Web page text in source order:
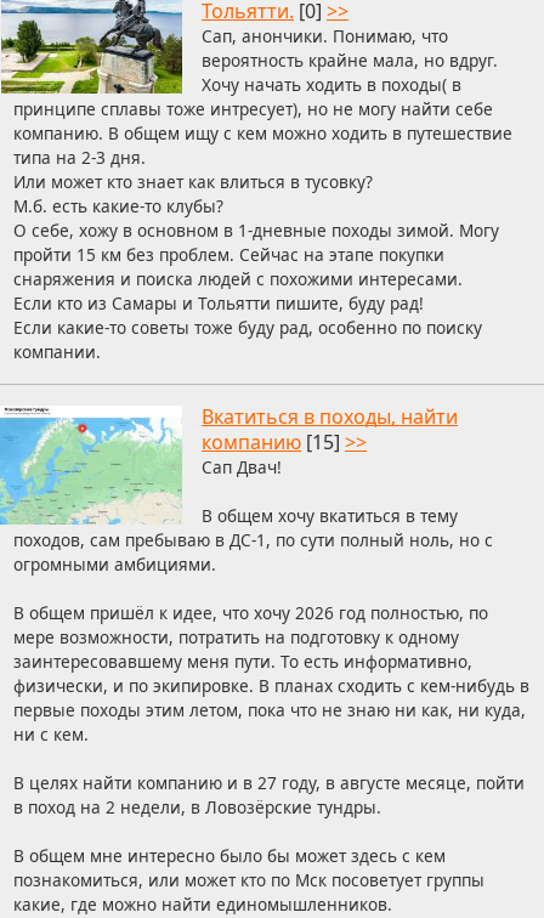
Тольятти. [0] >>
Сап, анончики. Понимаю, что
вероятность крайне мала, но вдруг.
Хочу начать ходить в походы( в
принципе сплавы тоже интресует), но не могу найти себе
компанию. В общем ищу с кем можно ходить в путешествие
типа на 2-3 дня.
Или может кто знает как влиться в тусовку?
М.б. есть какие-то клубы?
О себе, хожу в основном в 1-дневные походы зимой. Могу
пройти 15 км без проблем. Сейчас на этапе покупки
снаряжения и поиска людей с похожими интересами.
Если кто из Самары и Тольятти пишите, буду рад!
Если какие-то советы тоже буду рад, особенно по поиску
компании.
Вкатиться в походы, найти
компанию [15] >>
Сап Двач!
В общем хочу вкатиться в тему
походов, сам пребываю в ДС-1, по сути полный ноль, но с
огромными амбициями.
В общем пришёл к идее, что хочу 2026 год полностью, по
мере возможности, потратить на подготовку к одному
заинтересовавшему меня пути. То есть информативно,
физически, и по экипировке. В планах сходить с кем-нибудь в
первые походы этим летом, пока что не знаю ни как, ни куда,
ни с кем.
В целях найти компанию и в 27 году, в августе месяце, пойти
в поход на 2 недели, в Ловозёрские тундры.
В общем мне интересно было бы может здесь с кем
познакомиться, или может кто по Мск посоветует группы
какие, где можно найти единомышленников.